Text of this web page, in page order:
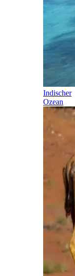
Indischer
Ozean